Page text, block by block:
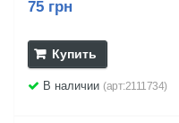
75 грн
Купить
В наличии (арт:2111734)